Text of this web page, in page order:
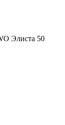
Элиста 50